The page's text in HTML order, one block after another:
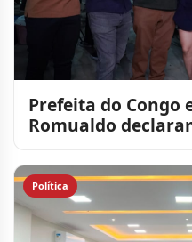
Prefeita do Congo
Romualdo
Política